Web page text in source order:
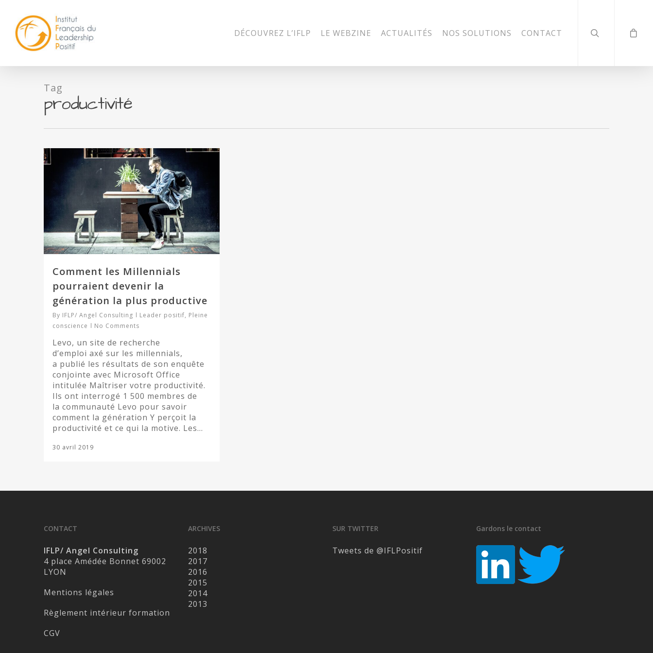
DÉCOUVREZ L’IFLP LE WEBZINE ACTUALITÉS NOS SOLUTIONS CONTACT
Tag
productivité
Comment les Millennials
pourraient devenir la
génération la plus productive
By IFLP/ Angel Consulting Leader positif, Pleine
conscience
No Comments
Levo, un site de recherche
d’emploi axé sur les millennials,
a publié les résultats de son enquête
conjointe avec Microsoft Office
intitulée Maîtriser votre productivité.
Ils ont interrogé 1 500 membres de
la communauté Levo pour savoir
comment la génération Y perçoit la
productivité et ce qui la motive. Les…
30 avril 2019
CONTACT
IFLP/ Angel Consulting
4 place Amédée Bonnet 69002
LYON
Mentions légales
Règlement intérieur formation
CGV
ARCHIVES
2018
2017
2016
2015
2014
2013
SUR TWITTER
Tweets de @IFLPositif
Gardons le contact